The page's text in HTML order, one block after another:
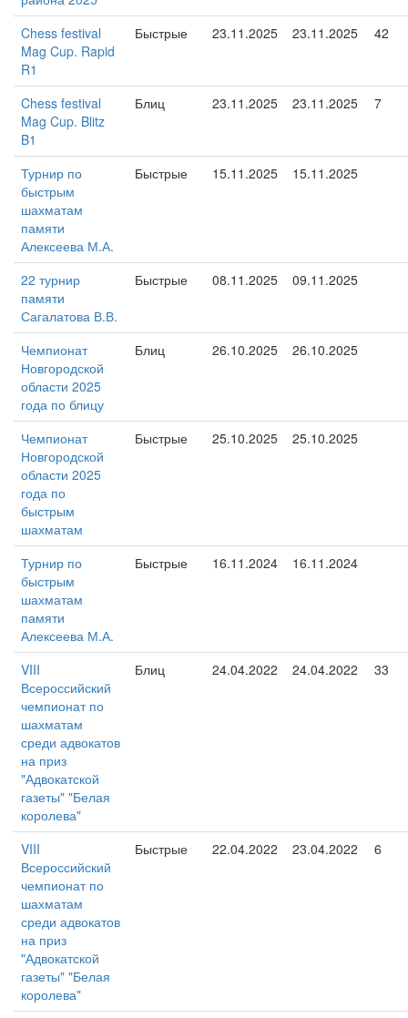
Chess festival
Mag Cup. Rapid
R1
Быстрые 23.11.2025 23.11.2025 42
Chess festival
Mag Cup. Blitz
B1
Блиц 23.11.2025 23.11.2025 7
Турнир по
быстрым
шахматам
памяти
Алексеева М.А.
Быстрые 15.11.2025 15.11.2025
22 турнир
памяти
Сагалатова В.В.
Быстрые 08.11.2025 09.11.2025
Чемпионат
Новгородской
области 2025
года по блицу
Блиц 26.10.2025 26.10.2025
Чемпионат
Новгородской
области 2025
года по
быстрым
шахматам
Быстрые 25.10.2025 25.10.2025
Турнир по
быстрым
шахматам
памяти
Алексеева М.А.
Быстрые 16.11.2024 16.11.2024
VIII
Всероссийский
чемпионат по
шахматам
среди адвокатов
на приз
"Адвокатской
газеты" "Белая
королева"
Блиц 24.04.2022 24.04.2022 33
VIII
Всероссийский
чемпионат по
шахматам
среди адвокатов
на приз
"Адвокатской
газеты" "Белая
королева"
Быстрые 22.04.2022 23.04.2022 6